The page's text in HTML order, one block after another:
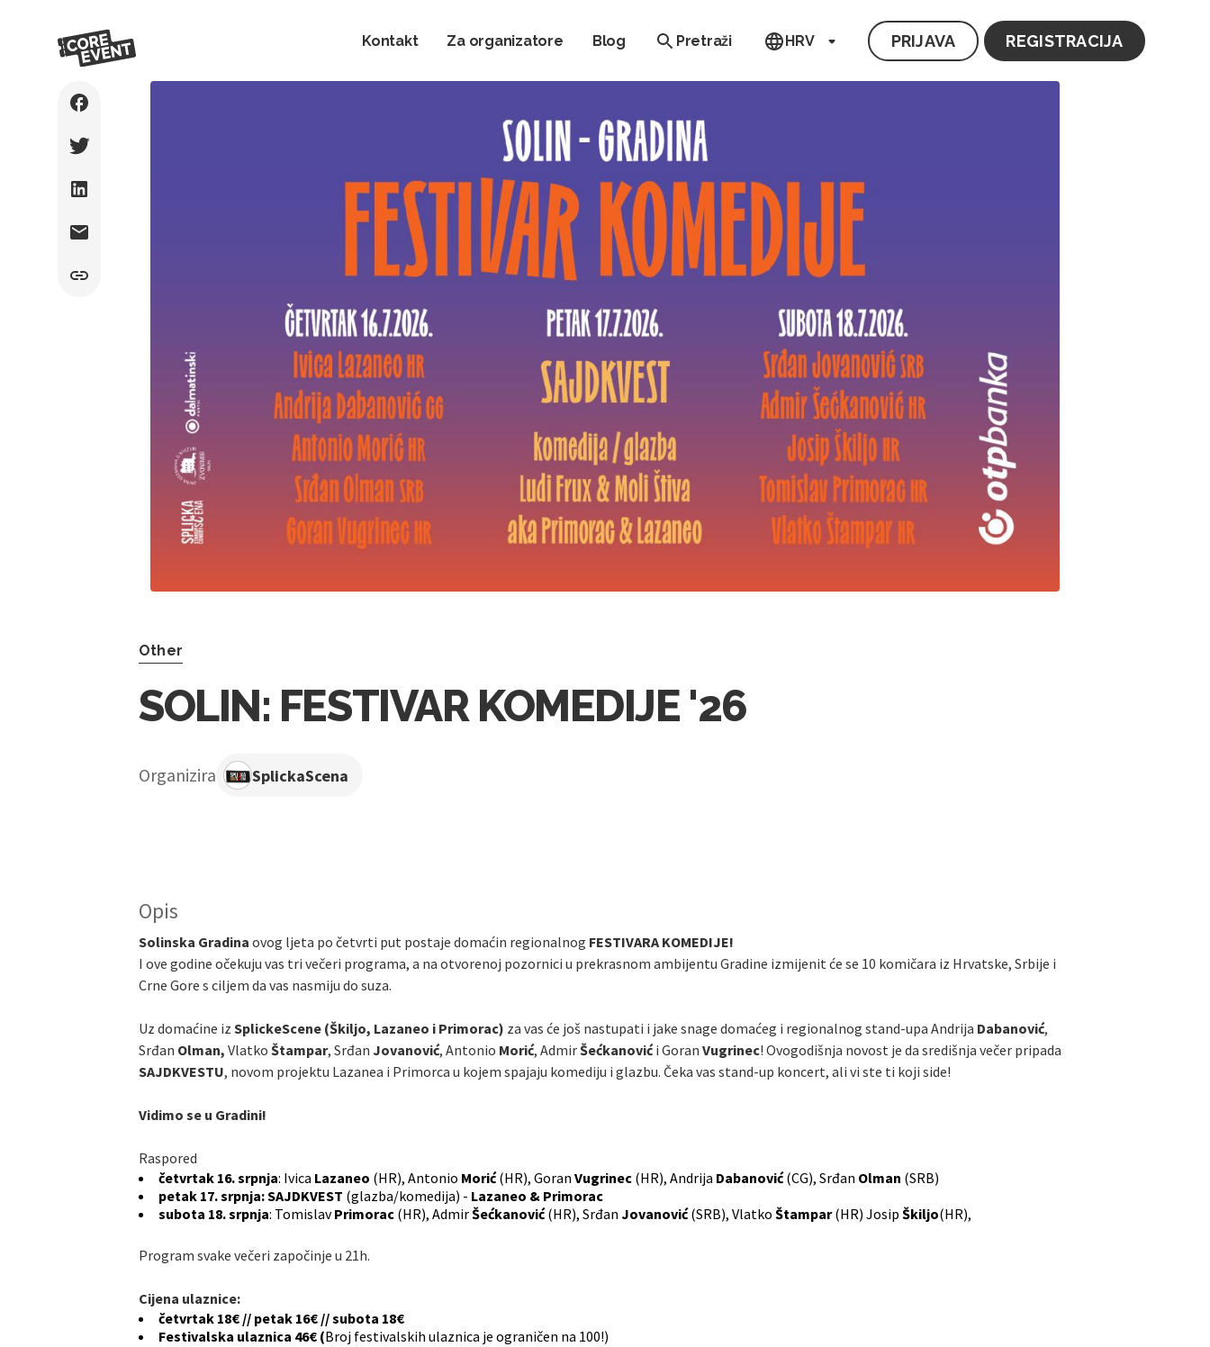
Kontakt Za organizatore Blog Pretraži HRV PRIJAVA REGISTRACIJA
Other
SOLIN: FESTIVAR KOMEDIJE '26
Organizira SplickaScena
Opis
Solinska Gradina ovog ljeta po četvrti put postaje domaćin regionalnog FESTIVARA KOMEDIJE!
I ove godine očekuju vas tri večeri programa, a na otvorenoj pozornici u prekrasnom ambijentu Gradine izmijenit će se 10 komičara iz Hrvatske, Srbije i
Crne Gore s ciljem da vas nasmiju do suza.
Uz domaćine iz SplickeScene (Škiljo, Lazaneo i Primorac) za vas će još nastupati i jake snage domaćeg i regionalnog stand-upa Andrija Dabanović,
Srđan Olman, Vlatko Štampar, Srđan Jovanović, Antonio Morić, AdmirŠećkanovići Goran Vugrinec! Ovogodišnja novost je da središnja večer pripada
SAJDKVESTU, novom projektu Lazanea i Primorca u kojem spajaju komediju i glazbu. Čeka vas stand-up koncert, ali vi ste ti koji side!
Vidimo se u Gradini!
Raspored
četvrtak 16. srpnja: Ivica Lazaneo (HR), Antonio Morić(HR), Goran Vugrinec (HR), Andrija Dabanović(CG), Srđan Olman (SRB)
petak 17. srpnja: SAJDKVEST (glazba/komedija) - Lazaneo & Primorac
subota 18. srpnja: TomislavPrimorac (HR), AdmirŠećkanović(HR), Srđan Jovanović(SRB), Vlatko Štampar(HR) Josip Škiljo(HR),
Program svake večeri započinje u 21h.
Cijena ulaznice:
četvrtak 18€ // petak 16€ // subota 18€
Festivalska ulaznica 46€ (Broj festivalskih ulaznica je ograničen na 100!)